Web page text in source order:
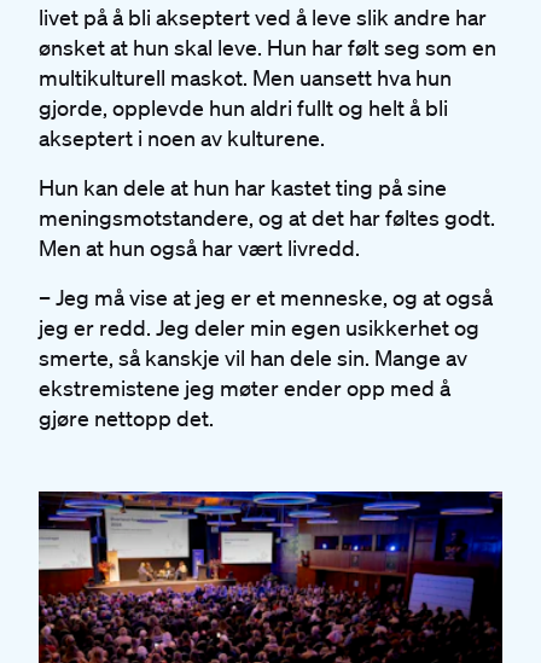
livet på å bli akseptert ved å leve slik andre har
ønsket at hun skal leve. Hun har følt seg som en
multikulturell maskot. Men uansett hva hun
gjorde, opplevde hun aldri fullt og helt å bli
akseptert i noen av kulturene.
Hun kan dele at hun har kastet ting på sine
meningsmotstandere, og at det har føltes godt.
Men at hun også har vært livredd.
– Jeg må vise at jeg er et menneske, og at også
jeg er redd. Jeg deler min egen usikkerhet og
smerte, så kanskje vil han dele sin. Mange av
ekstremistene jeg møter ender opp med å
gjøre nettopp det.